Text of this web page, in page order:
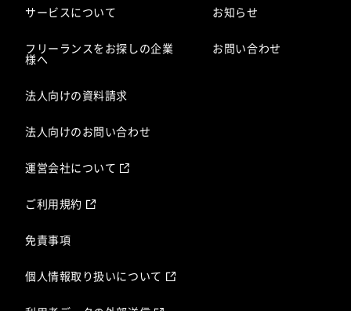
サービスについて
フリーランスをお探しの企業
様へ
法人向けの資料請求
法人向けのお問い合わせ
お知らせ
お問い合わせ
運営会社について
ご利用規約
免責事項
個人情報取り扱いについて